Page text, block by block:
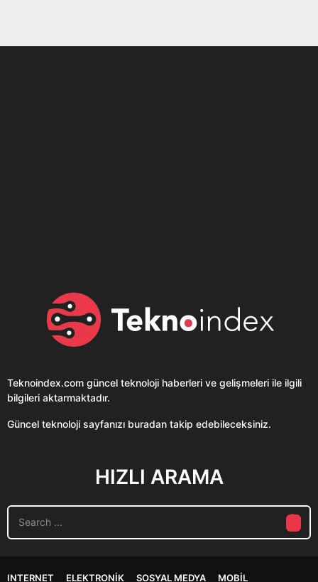
Teknoindex.com güncel teknoloji haberleri ve gelişmeleri ile ilgili
bilgileri aktarmaktadır.
Güncel teknoloji sayfanızı buradan takip edebileceksiniz.
HIZLI ARAMA
S
a
h
INTERNET ELEKTRONIK SOSYAL MEDYA MOBIL